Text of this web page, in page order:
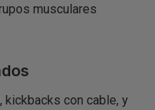
musculares
kickbacks con cable, y